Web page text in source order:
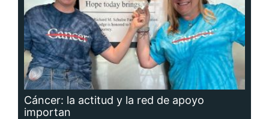
Cáncer: la actitud y la red de apoyo
importan